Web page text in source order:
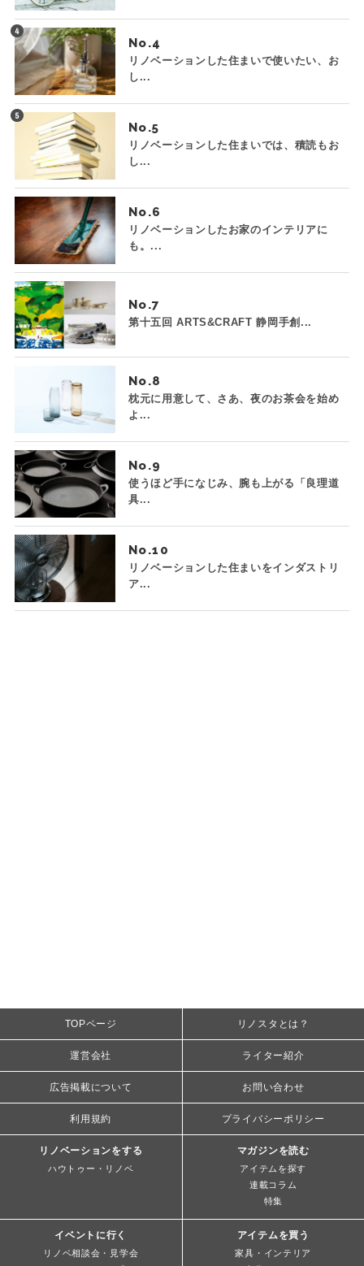
No.
リノベーションした住まいで使いたい、お
し...
No.
リノベーションした住まいでは、積読もお
し...
No.
リノベーションしたお家のインテリアに
も。...
No.
第十五回 ARTS&CRAFT 静岡手創...
No.
枕元に用意して、さあ、夜のお茶会を始め
よ...
No.
使うほど手になじみ、腕も上がる「良理道
具...
No.
リノベーションした住まいをインダストリ
ア...
TOPページ リノスタとは？
運営会社 ライター紹介
広告掲載について お問い合わせ
利用規約 プライバシーポリシー
リノベーションをする
ハウトゥー・リノベ
マガジンを読む
アイテムを探す
連載コラム
特集
イベントに行く
リノベ相談会・見学会
アイテムを買う
家具・インテリア